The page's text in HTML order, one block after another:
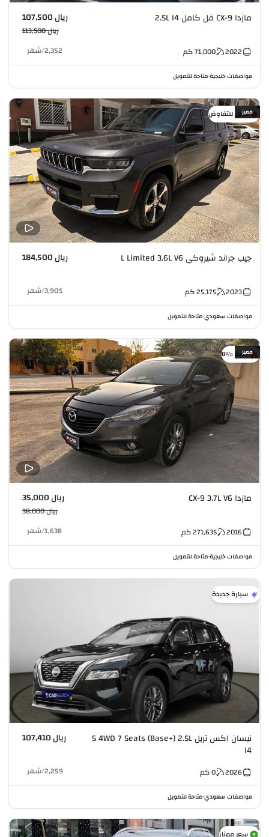
مازدا CX-9 فل كامل 2.5L I4 ريال 107,500
ريال 113,500
2022
71,000كم 2,352
/شهر
مواصفات خليجية•متاحة للتمويل
قابل للتفاوضمميز
جيب جراند شيروكي L Limited 3.6L V6 ريال 184,500
2023
25,175كم 3,905
/شهر
مواصفات سعودي•متاحة للتمويل
خصم %8مميز
مازدا CX-9 3.7L V6 ريال 35,000
ريال 38,000
2016
271,635كم 1,638
/شهر
مواصفات خليجية•متاحة للتمويل
سيارة جديدة
نيسان اكس تريل S 4WD 7 Seats (Base+) 2.5L
I4
ريال 107,410
2026
0كم 2,259
/شهر
مواصفات سعودي•متاحة للتمويل
سعر ممتاز